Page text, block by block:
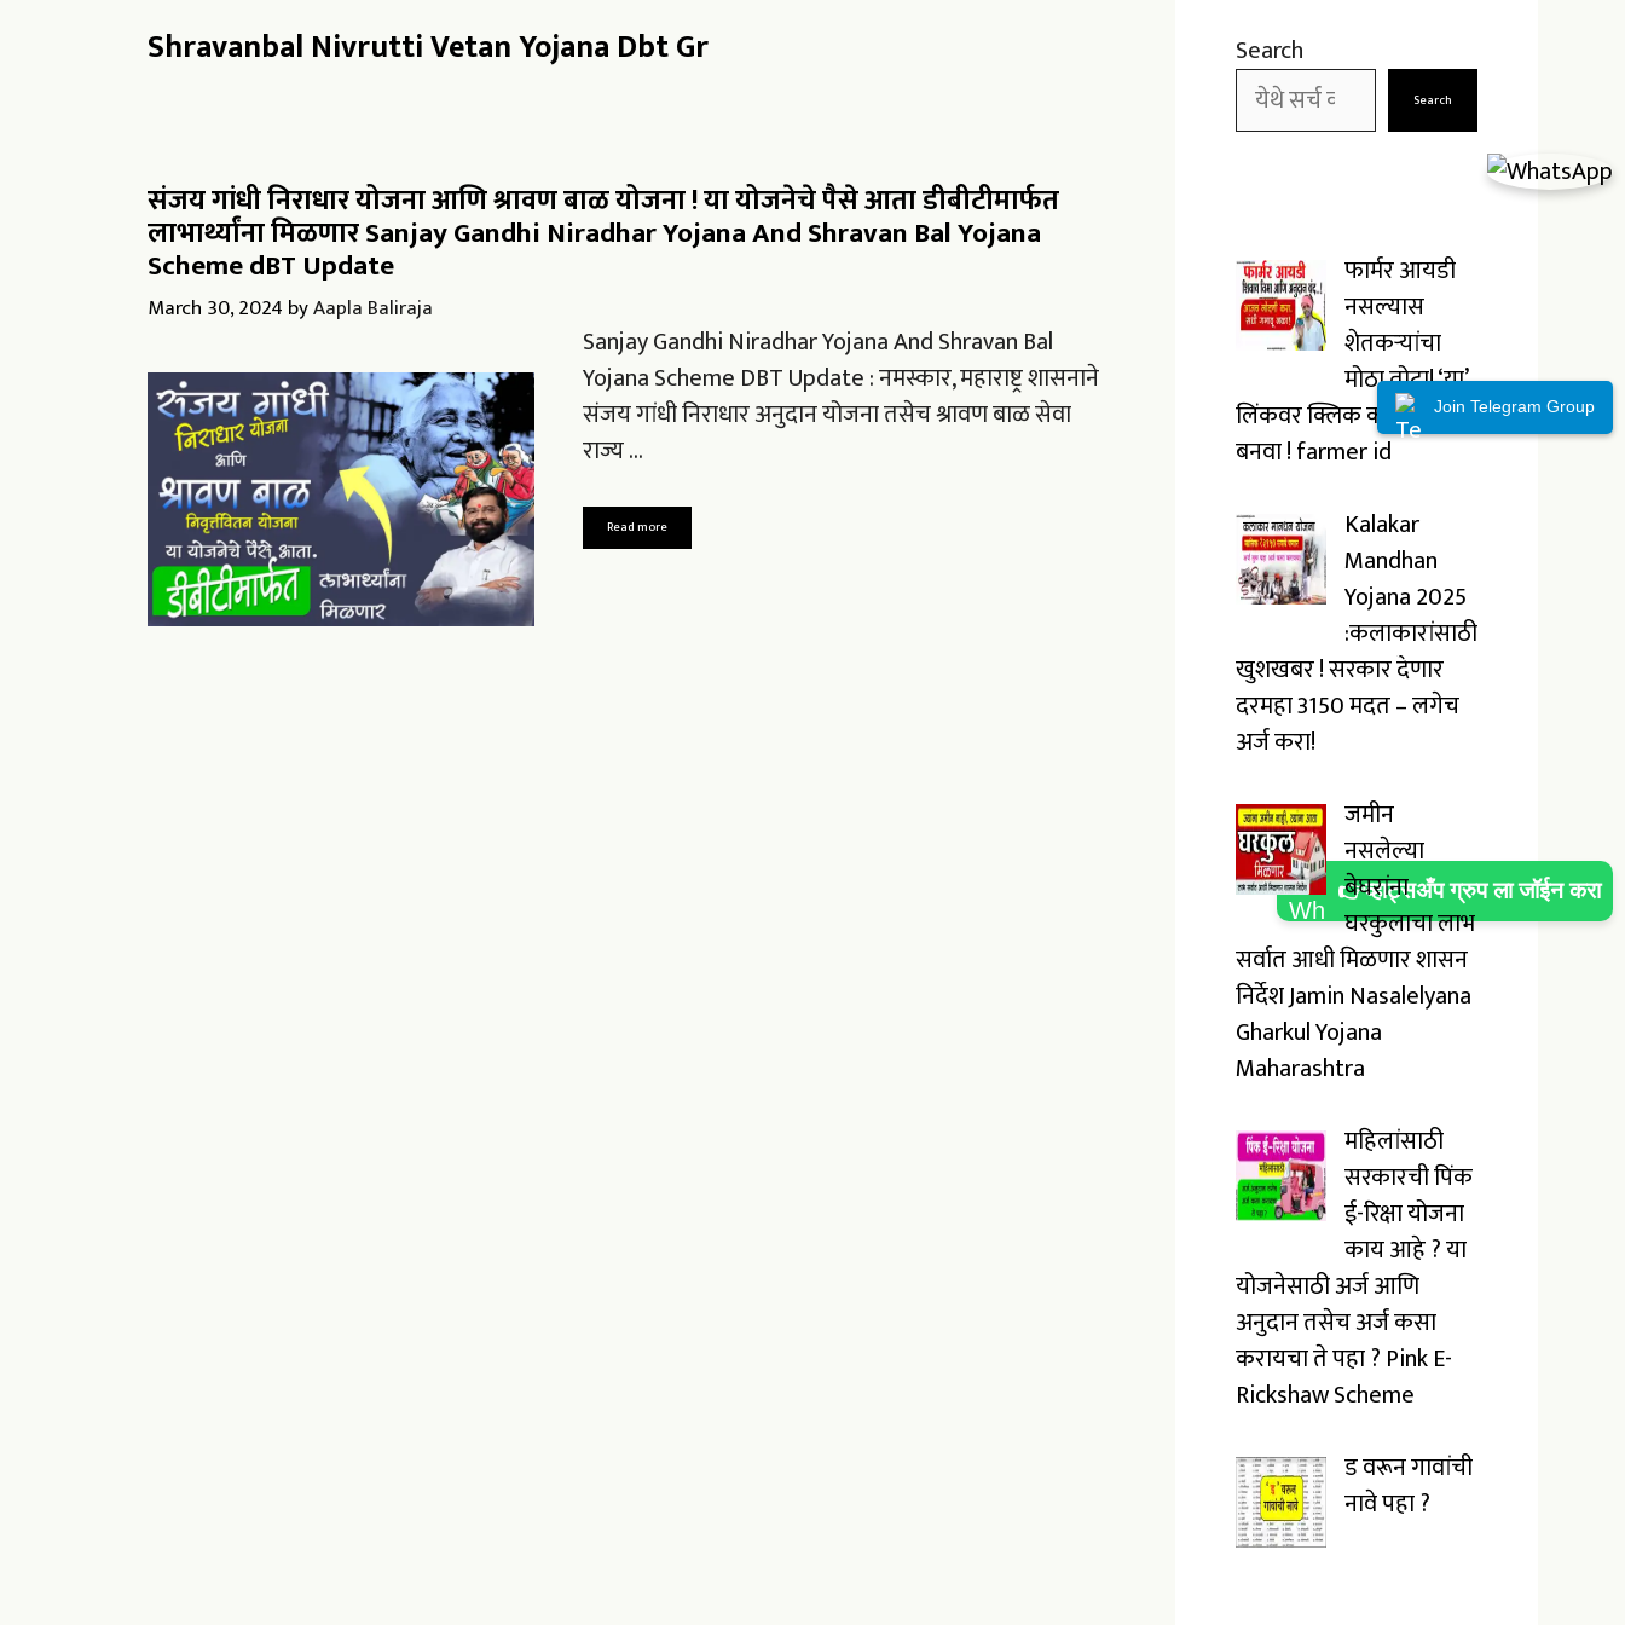
Shravanbal Nivrutti Vetan Yojana Dbt Gr
संजय गांधी निराधार योजना आणि श्रावण बाळ योजना ! या योजनेचे पैसे आता डीबीटीमार्फत
लाभार्थ्यांना मिळणार Sanjay Gandhi Niradhar Yojana And Shravan Bal Yojana
Scheme dBT Update
March 30, 2024 byAapla Baliraja
Sanjay Gandhi Niradhar Yojana And Shravan Bal
Yojana Scheme DBT Update : नमस्कार, महाराष्ट्र शासनाने
संजय गांधी निराधार अनुदान योजना तसेच श्रावण बाळ सेवा
राज्य …
Read more
Join Telegram Group
👉व्हाट्सअँप ग्रुप ला जॉईन करा
Search
Search
फार्मर आयडी
नसल्यास
शेतकऱ्यांचा
मोठा तोटा! ‘या’
लिंकवर क्लिक करून लगेच
बनवा ! farmer id
Kalakar
Mandhan
Yojana 2025
:कलाकारांसाठी
खुशखबर ! सरकार देणार
दरमहा ₹3150 मदत – लगेच
अर्ज करा!
जमीन
नसलेल्या
बेघरांना
घरकुलाचा लाभ
सर्वात आधी मिळणार शासन
निर्देश Jamin Nasalelyana
Gharkul Yojana
Maharashtra
महिलांसाठी
सरकारची पिंक
ई-रिक्षा योजना
काय आहे ? या
योजनेसाठी अर्ज आणि
अनुदान तसेच अर्ज कसा
करायचा ते पहा ? Pink E-
Rickshaw Scheme
ड वरून गावांची
नावे पहा ?